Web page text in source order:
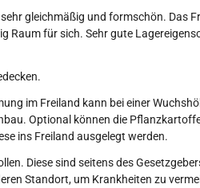
gleichmäßig und formschön. Das
Raum für sich. Sehr gute
im Freiland kann bei einer
Optional können die
ins Freiland ausgelegt werden.
Diese sind seitens des
Standort, um Krankheiten zu